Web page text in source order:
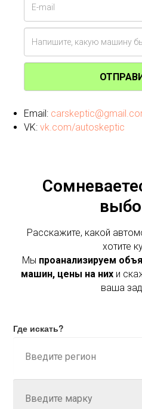
Email:
VK: vk.com/autoskeptic
Расскажите, какой
хотите
Мы проанализируем
машин, цены на нихи
ваша
Где искать?